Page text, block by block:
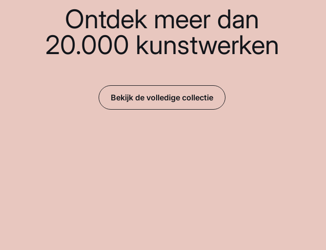
Ontdek meer dan
20.000 kunstwerken
Bekijk de volledige collectie